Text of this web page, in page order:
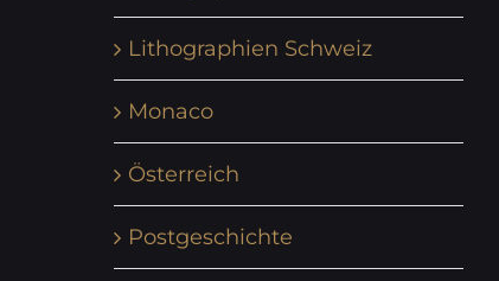
Lithographien Schweiz
Monaco
Österreich
Postgeschichte